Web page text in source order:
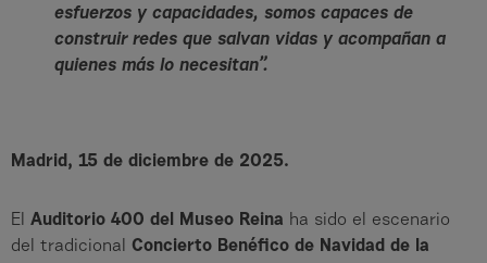
esfuerzos y capacidades, somos capaces de
construir redes que salvan vidas y acompañan a
quienes más lo necesitan”.
Madrid, 15 de diciembre de 2025.
El Auditorio 400 del Museo Reina ha sido el escenario
del tradicional Concierto Benéfico de Navidad de la